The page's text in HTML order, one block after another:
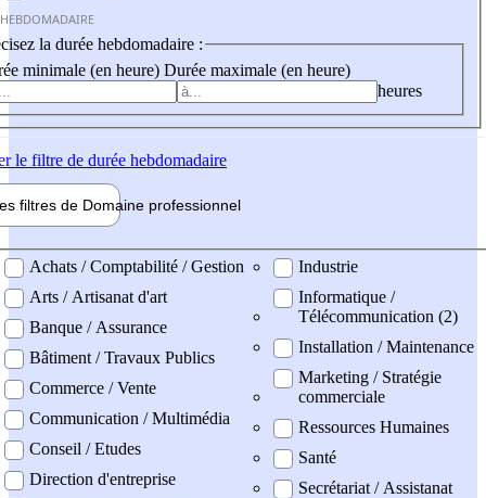
la durée hebdomadaire :
minimale (en heure) Durée maximale (en heure)
heures
le filtre de durée hebdomadaire
filtres de Domaine professionnel
professionel
Achats / Comptabilité / Gestion
Arts / Artisanat d'art
Banque / Assurance
Bâtiment / Travaux Publics
Commerce / Vente
Communication / Multimédia
Conseil / Etudes
Direction d'entreprise
Industrie
Informatique /
Télécommunication (2)
Installation / Maintenance
Marketing / Stratégie
commerciale
Ressources Humaines
Santé
Secrétariat / Assistanat